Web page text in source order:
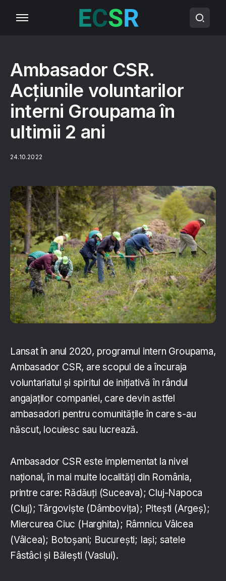
Ambasador CSR.
Acțiunile voluntarilor
interni Groupama în
ultimii 2 ani
24.10.2022
Lansat în anul 2020, programul intern Groupama,
Ambasador CSR, are scopul de a încuraja
voluntariatul și spiritul de inițiativă în rândul
angajaților companiei, care devin astfel
ambasadori pentru comunitățile în care s-au
născut, locuiesc sau lucrează.
Ambasador CSR este implementat la nivel
național, în mai multe localități din România,
printre care: Rădăuți (Suceava); Cluj-Napoca
(Cluj); Târgoviște (Dâmbovița); Pitești (Argeș);
Miercurea Ciuc (Harghita); Râmnicu Vâlcea
(Vâlcea); Botoșani; București; Iași; satele
Fâstâci și Bălești (Vaslui).